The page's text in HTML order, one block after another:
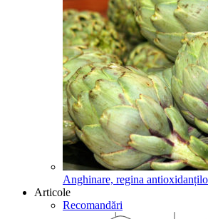
Anghinare, regina
Articole
Recomandări